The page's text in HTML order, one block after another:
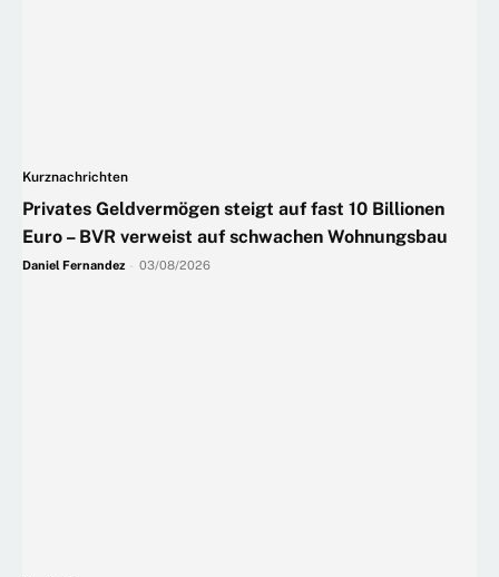
Kurznachrichten
Privates Geldvermögen steigt auf fast 10 Billionen
Euro – BVR verweist auf schwachen Wohnungsbau
Daniel Fernandez 03/08/2026